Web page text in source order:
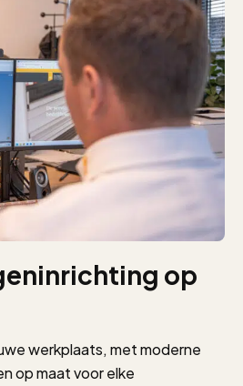
op
werkplaats, met moderne
op maat voor elke